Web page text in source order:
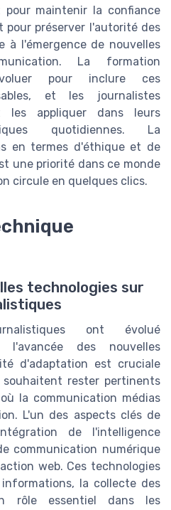
pour maintenir la confiance
pour préserver l'autorité des
à l'émergence de nouvelles
La formation
pour inclure ces
et les journalistes
les appliquer dans leurs
quotidiennes. La
en termes d'éthique et de
une priorité dans ce monde
circule en quelques clics.
technologies sur
ont évolué
l'avancée des nouvelles
d'adaptation est cruciale
rester pertinents
la communication médias
L'un des aspects clés de
de l'intelligence
communication numérique
web. Ces technologies
la collecte des
rôle essentiel dans les